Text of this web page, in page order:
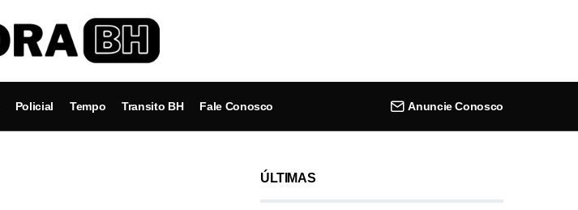
Policial Tempo Transito BH Fale Conosco Anuncie Conosco
ÚLTIMAS